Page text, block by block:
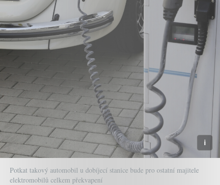
Potkat takový automobil u dobíjecí stanice bude pro ostatní majitele
elektromobilů celkem překvapení